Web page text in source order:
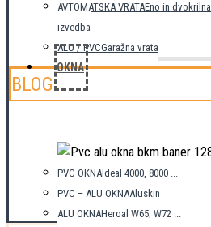
AVTOMATSKA VRATAEno in dvokrilna
izvedba
ALU / PVCGaražna vrata
OKNA
PVC OKNAIdeal 4000, 8000 ...
PVC – ALU OKNAAluskin
ALU OKNAHeroal W65, W72 ...
BLOG